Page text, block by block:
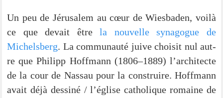
Un peu de Jéru­sa­lem au cœur de Wies­ba­den, voi­là
ce que devait êtrela nou­vel­le syn­ago­gue de
Michels­berg. La com­mun­au­té jui­ve choi­sit nul aut­
re que Phil­ipp Hoff­mann (1806–1889) l’architecte
de la cour de Nas­sau pour la con­strui­re. Hoff­mann
avait déjà des­si­né / l’église catho­li­que romaine de